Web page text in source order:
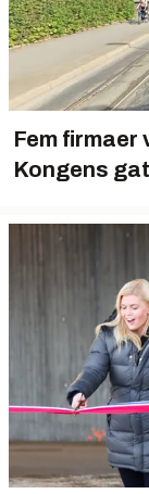
Fem firmaer
Kongens